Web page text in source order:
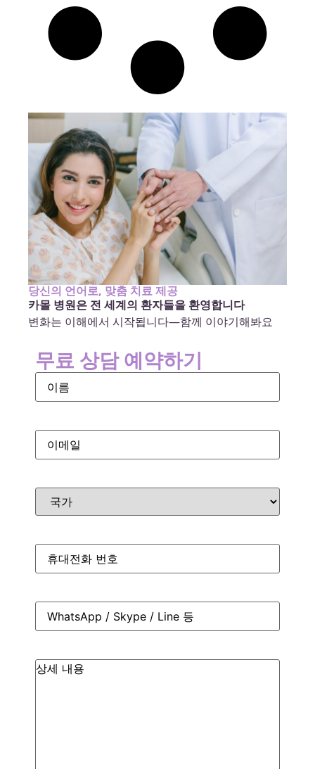
당신의 언어로, 맞춤 치료 제공
카몰 병원은 전 세계의 환자들을 환영합니다
변화는 이해에서 시작됩니다—함께 이야기해봐요
무료 상담 예약하기